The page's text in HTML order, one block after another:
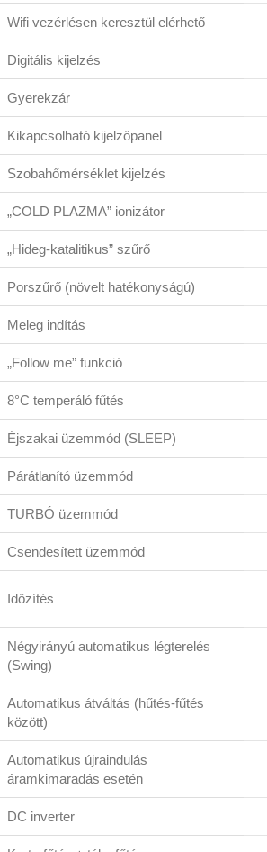
Wifi vezérlésen keresztül elérhető
Digitális kijelzés
Gyerekzár
Kikapcsolható kijelzőpanel
Szobahőmérséklet kijelzés
„COLD PLAZMA” ionizátor
„Hideg-katalitikus” szűrő
Porszűrő (növelt hatékonyságú)
Meleg indítás
„Follow me” funkció
8°C temperáló fűtés
Éjszakai üzemmód (SLEEP)
Párátlanító üzemmód
TURBÓ üzemmód
Csendesített üzemmód
Időzítés
Négyirányú automatikus légterelés
(Swing)
Automatikus átváltás (hűtés-fűtés
között)
Automatikus újraindulás
áramkimaradás esetén
DC inverter